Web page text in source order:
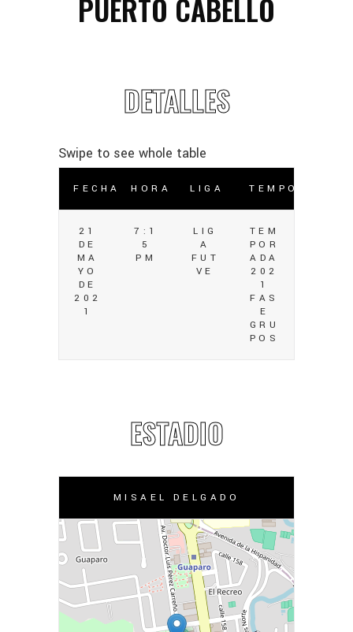
PUERTO CABELLO
DETALLES
FECHA HORA LIGA TEMPORADA
21
DE
MA
YO
DE
202
1
7:1
5
PM
LIG
A
FUT
VE
TEM
POR
ADA
202
1
FAS
E
GRU
POS
ESTADIO
MISAEL DELGADO